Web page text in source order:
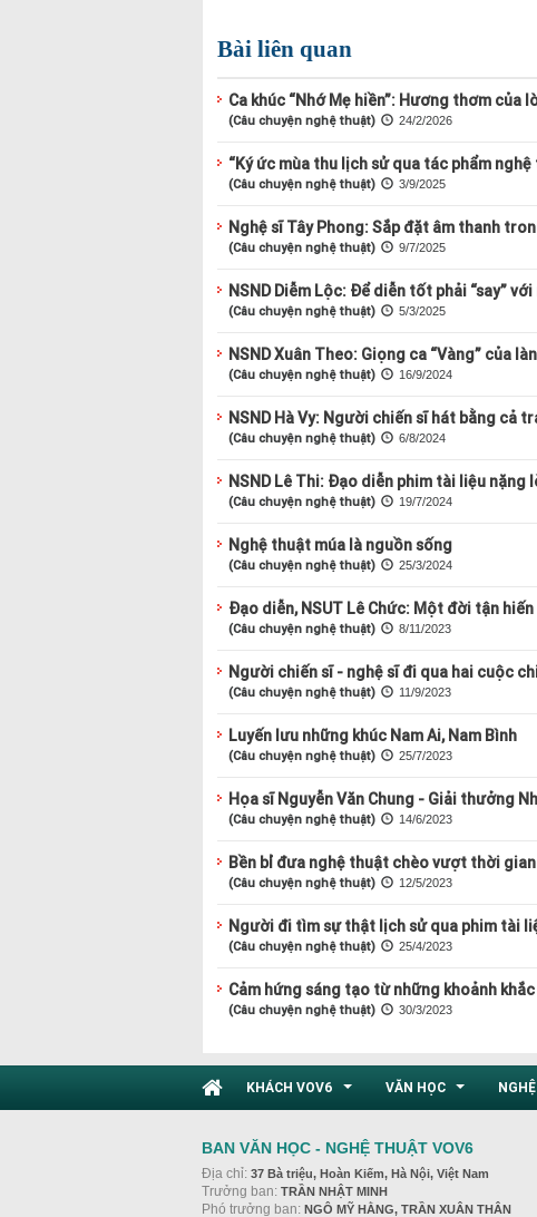
Bài liên quan
Ca khúc “Nhớ Mẹ hiền”: Hương thơm của
(Câu chuyện nghệ thuật) 24/2/2026
“Ký ức mùa thu lịch sử qua tác phẩm nghệ
(Câu chuyện nghệ thuật) 3/9/2025
Nghệ sĩ Tây Phong: Sắp đặt âm thanh
(Câu chuyện nghệ thuật) 9/7/2025
NSND Diễm Lộc: Để diễn tốt phải “say” với
(Câu chuyện nghệ thuật) 5/3/2025
NSND Xuân Theo: Giọng ca “Vàng” của
(Câu chuyện nghệ thuật) 16/9/2024
NSND Hà Vy: Người chiến sĩ hát bằng cả
(Câu chuyện nghệ thuật) 6/8/2024
NSND Lê Thi: Đạo diễn phim tài liệu nặng
(Câu chuyện nghệ thuật) 19/7/2024
Nghệ thuật múa là nguồn sống
(Câu chuyện nghệ thuật) 25/3/2024
Đạo diễn, NSUT Lê Chức: Một đời tận hiến
(Câu chuyện nghệ thuật) 8/11/2023
Người chiến sĩ - nghệ sĩ đi qua hai cuộc
(Câu chuyện nghệ thuật) 11/9/2023
Luyến lưu những khúc Nam Ai, Nam Bình
(Câu chuyện nghệ thuật) 25/7/2023
Họa sĩ Nguyễn Văn Chung - Giải thưởng
(Câu chuyện nghệ thuật) 14/6/2023
Bền bỉ đưa nghệ thuật chèo vượt thời gian
(Câu chuyện nghệ thuật) 12/5/2023
Người đi tìm sự thật lịch sử qua phim tài
(Câu chuyện nghệ thuật) 25/4/2023
Cảm hứng sáng tạo từ những khoảnh
(Câu chuyện nghệ thuật) 30/3/2023
KHÁCH VOV6 VĂN HỌC
BAN VĂN HỌC - NGHỆ THUẬT VOV6
Địa chỉ: 37 Bà triệu, Hoàn Kiếm, Hà Nội, Việt Nam
Trưởng ban: TRẦN NHẬT MINH
Phó trưởng ban: NGÔ MỸ HẰNG, TRẦN XUÂN THÂN